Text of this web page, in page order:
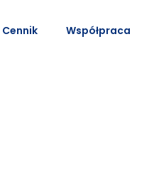
Cennik Współpraca